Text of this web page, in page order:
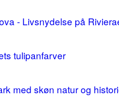
- Livsnydelse på
tulipanfarver
med skøn natur og